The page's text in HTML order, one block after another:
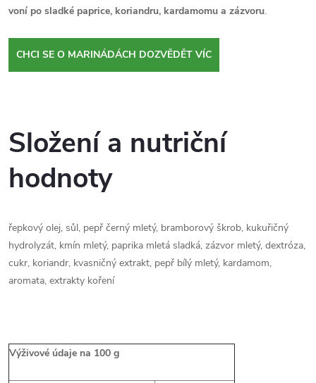
voní po sladké paprice, koriandru, kardamomu a zázvoru.
CHCI SE O MARINÁDÁCH DOZVĚDĚT VÍC
Složení a nutriční
hodnoty
řepkový olej, sůl, pepř černý mletý, bramborový škrob, kukuřičný
hydrolyzát, kmín mletý, paprika mletá sladká, zázvor mletý, dextróza,
cukr, koriandr, kvasničný extrakt, pepř bílý mletý, kardamom,
aromata, extrakty koření
Výživové údaje na 100 g